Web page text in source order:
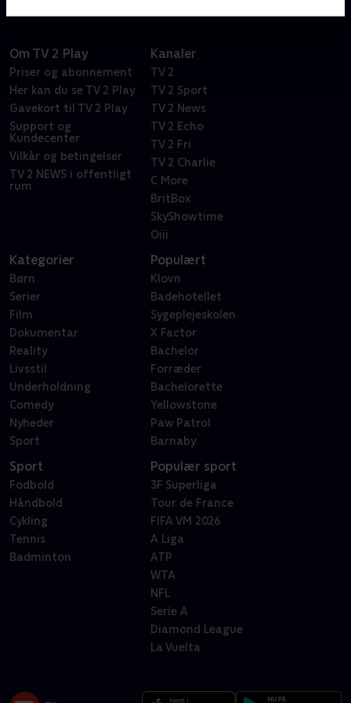
Om TV 2 Play
Priser og abonnement
Her kan du se TV 2 Play
Gavekort til TV 2 Play
Support og
Kundecenter
Vilkår og betingelser
TV 2 NEWS i offentligt
rum
Kanaler
TV 2
TV 2 Sport
TV 2 News
TV 2 Echo
TV 2 Fri
TV 2 Charlie
C More
BritBox
SkyShowtime
Oiii
Kategorier
Børn
Serier
Film
Dokumentar
Reality
Livsstil
Underholdning
Comedy
Nyheder
Sport
Populært
Klovn
Badehotellet
Sygeplejeskolen
X Factor
Bachelor
Forræder
Bachelorette
Yellowstone
Paw Patrol
Barnaby
Sport
Fodbold
Håndbold
Cykling
Tennis
Badminton
Populær sport
3F Superliga
Tour de France
FIFA VM 2026
A Liga
ATP
WTA
NFL
Serie A
Diamond League
La Vuelta